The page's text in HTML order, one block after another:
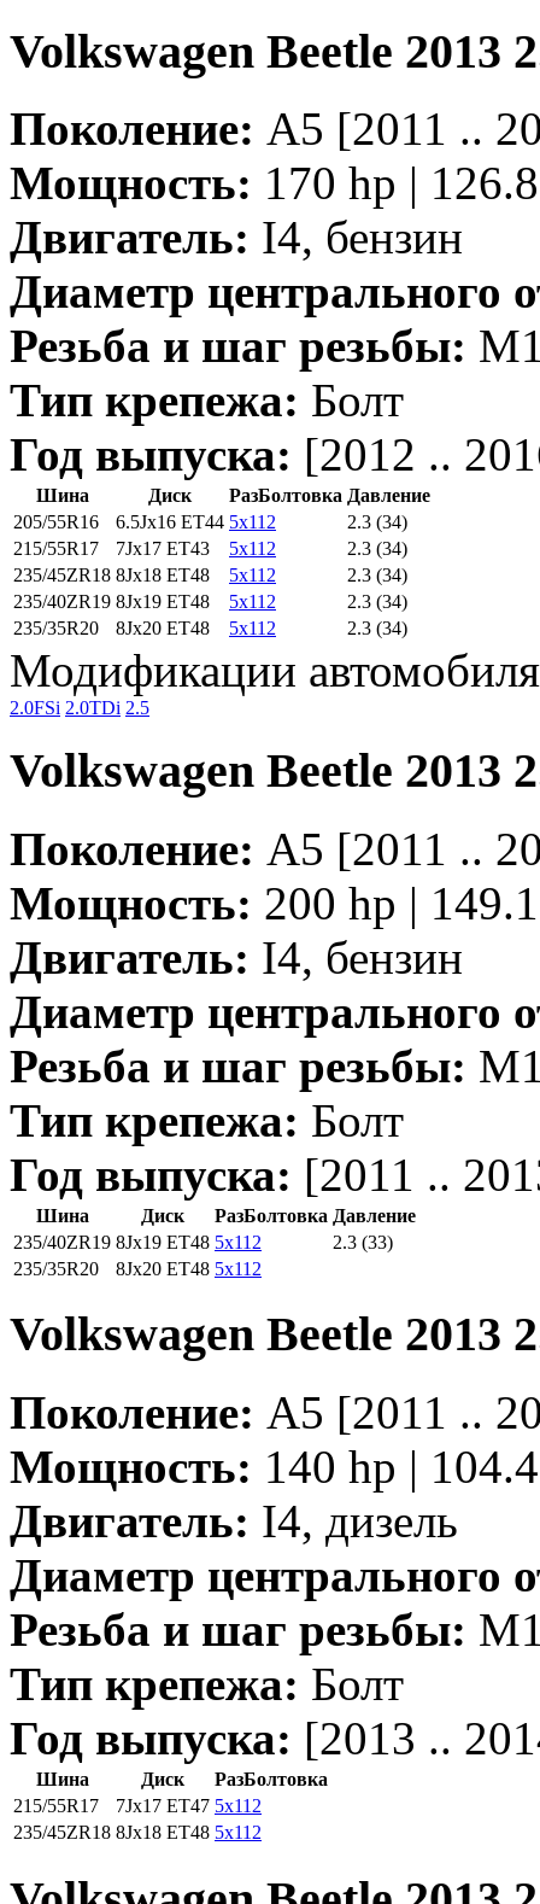
Volkswagen Beetle 2013
Поколение: A5 [2011 ..
Мощность: 170 hp |
Двигатель: I4, бензин
Диаметр центрального
Резьба и шаг резьбы:
Тип крепежа: Болт
Год выпуска: [2012 ..
Шина Диск РазБолтовка Давление
205/55R16
6.5Jx16 ET44 5x112
2.3 (34)
215/55R17
7Jx17 ET43 5x112
2.3 (34)
235/45ZR18 8Jx18 ET48 5x112
2.3 (34)
235/40ZR19 8Jx19 ET48 5x112
2.3 (34)
235/35R20
8Jx20 ET48 5x112 2.3 (34)
Модификации
2.0FSi 2.0TDi 2.5
Volkswagen Beetle 2013
Поколение: A5 [2011 ..
Мощность: 200 hp |
Двигатель: I4, бензин
Диаметр центрального
Резьба и шаг резьбы:
Тип крепежа: Болт
Год выпуска: [2011 ..
Шина Диск РазБолтовка Давление
235/40ZR19 8Jx19 ET48 5x112
2.3 (33)
235/35R20
8Jx20 ET48 5x112
Volkswagen Beetle 2013
Поколение: A5 [2011 ..
Мощность: 140 hp |
Двигатель: I4, дизель
Диаметр центрального
Резьба и шаг резьбы:
Тип крепежа: Болт
Год выпуска: [2013 ..
Шина Диск
РазБолтовка
215/55R17
7Jx17 ET47 5x112
235/45ZR18 8Jx18 ET48 5x112